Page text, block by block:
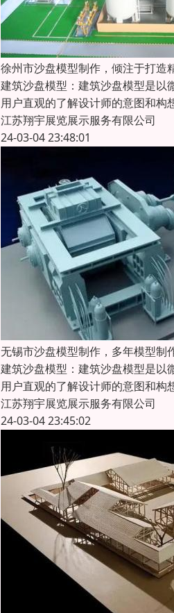
徐州市沙盘模型制作，倾注于打造
建筑沙盘模型：建筑沙盘模型是以
用户直观的了解设计师的意图和
江苏翔宇展览展示服务有限公司
24-03-04 23:48:01
无锡市沙盘模型制作，多年模型制
建筑沙盘模型：建筑沙盘模型是以
用户直观的了解设计师的意图和
江苏翔宇展览展示服务有限公司
24-03-04 23:45:02